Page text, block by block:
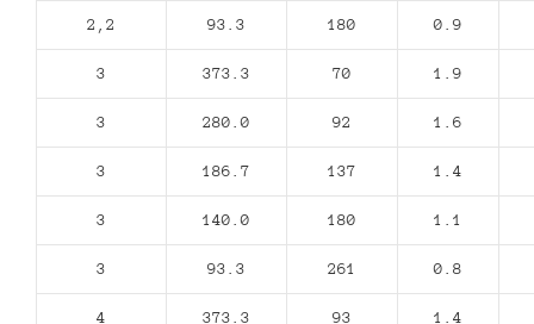
2,2 93.3 180 0.9
3 373.3 70 1.9
3 280.0 92 1.6
3 186.7 137 1.4
3 140.0 180 1.1
3 93.3 261 0.8
4 373.3 93 1.4